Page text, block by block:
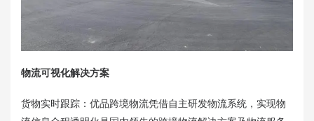
物流可视化解决方案
货物实时跟踪：优品跨境物流凭借自主研发物流系统，实现物